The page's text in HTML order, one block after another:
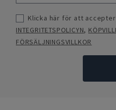
Klicka här för att
INTEGRITETSPOLICYN,
FÖRSÄLJNINGSVILLKOR